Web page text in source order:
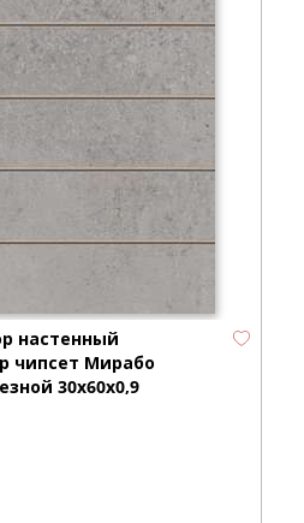
настенный
чипсет Мирабо
30x60x0,9